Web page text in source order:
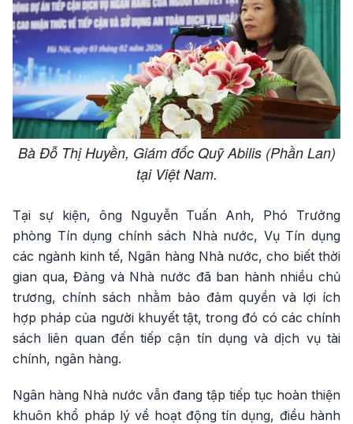
Bà Đỗ Thị Huyền, Giám đốc Quỹ Abilis (Phần Lan)
tại Việt Nam.
Tại sự kiện, ông Nguyễn Tuấn Anh, Phó Trưởng
phòng Tín dụng chính sách Nhà nước, Vụ Tín dụng
các ngành kinh tế, Ngân hàng Nhà nước, cho biết thời
gian qua, Đảng và Nhà nước đã ban hành nhiều chủ
trương, chính sách nhằm bảo đảm quyền và lợi ích
hợp pháp của người khuyết tật, trong đó có các chính
sách liên quan đến tiếp cận tín dụng và dịch vụ tài
chính, ngân hàng.
Ngân hàng Nhà nước vẫn đang tập tiếp tục hoàn thiện
khuôn khổ pháp lý về hoạt động tín dụng, điều hành